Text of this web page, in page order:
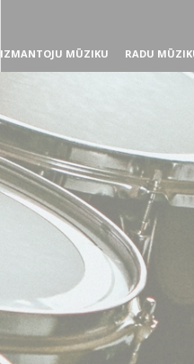
IZMANTOJU MŪZIKU RADU